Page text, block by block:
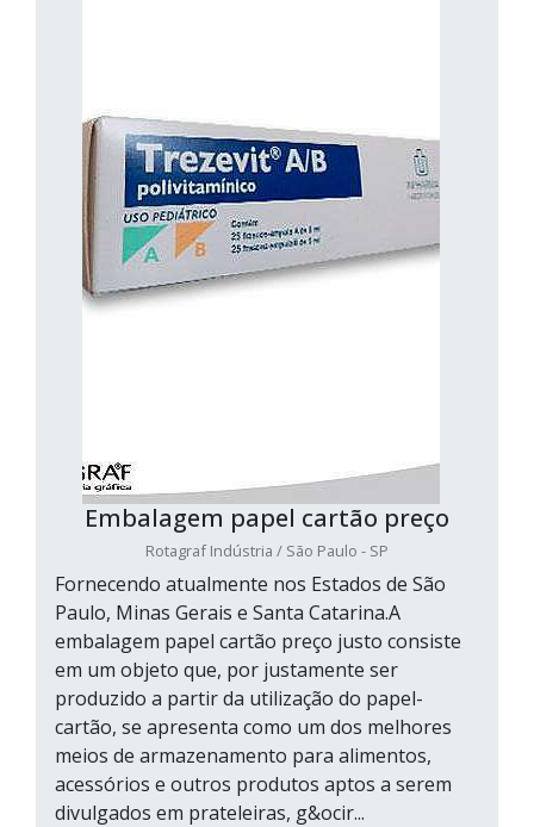
Embalagem papel cartão preço
Rotagraf Indústria / São Paulo - SP
Fornecendo atualmente nos Estados de São
Paulo, Minas Gerais e Santa Catarina.A
embalagem papel cartão preço justo consiste
em um objeto que, por justamente ser
produzido a partir da utilização do papel-
cartão, se apresenta como um dos melhores
meios de armazenamento para alimentos,
acessórios e outros produtos aptos a serem
divulgados em prateleiras, g&ocir...